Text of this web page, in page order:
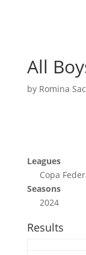
All
by Romina
Leagues
Copa
Seasons
2024
Results